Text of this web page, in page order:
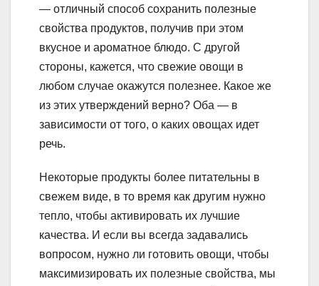
— отличный способ сохранить полезные
свойства продуктов, получив при этом
вкусное и ароматное блюдо. С другой
стороны, кажется, что свежие овощи в
любом случае окажутся полезнее. Какое же
из этих утверждений верно? Оба — в
зависимости от того, о каких овощах идет
речь.
Некоторые продукты более питательны в
свежем виде, в то время как другим нужно
тепло, чтобы активировать их лучшие
качества. И если вы всегда задавались
вопросом, нужно ли готовить овощи, чтобы
максимизировать их полезные свойства, мы